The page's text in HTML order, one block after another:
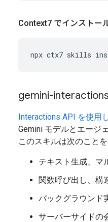
Context7 でインストー
npx ctx7 skills
gemini-
Interactions API を使用
Gemini モデルとエージ
このスキルは次のこと
テキスト生成、マ
関数呼び出し、構
バックグラウンド
サーバーサイドの